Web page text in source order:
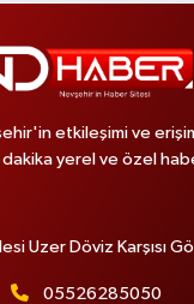
etkileşimi ve
yerel ve özel
Uzer Döviz Karşısı
05526285050